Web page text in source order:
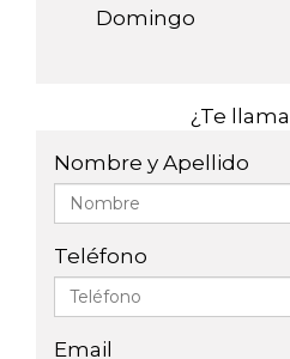
Domingo
¿Te
Nombre y Apellido
Teléfono
Email